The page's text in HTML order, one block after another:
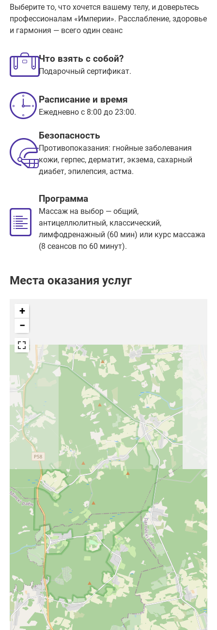
Выберите то, что хочется вашему телу, и доверьтесь
профессионалам «Империи». Расслабление, здоровье
и гармония — всего один сеанс
Что взять с собой?
Подарочный сертификат.
Расписание и время
Ежедневно с 8:00 до 23:00.
Безопасность
Противопоказания: гнойные заболевания
кожи, герпес, дерматит, экзема, сахарный
диабет, эпилепсия, астма.
Программа
Массаж на выбор — общий,
антицеллюлитный, классический,
лимфодренажный (60 мин) или курс массажа
(8 сеансов по 60 минут).
Места оказания услуг
+
−